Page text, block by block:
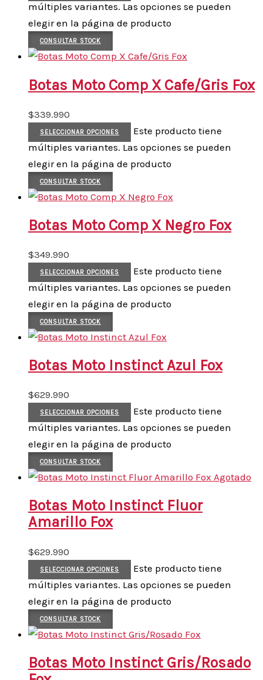
múltiples variantes. Las opciones se pueden
elegir en la página de producto
CONSULTAR STOCK
Botas Moto Comp X Cafe/Gris Fox
$339.990
SELECCIONAR OPCIONES
Este producto tiene
múltiples variantes. Las opciones se pueden
elegir en la página de producto
CONSULTAR STOCK
Botas Moto Comp X Negro Fox
$349.990
SELECCIONAR OPCIONES
Este producto tiene
múltiples variantes. Las opciones se pueden
elegir en la página de producto
CONSULTAR STOCK
Botas Moto Instinct Azul Fox
$629.990
SELECCIONAR OPCIONES
Este producto tiene
múltiples variantes. Las opciones se pueden
elegir en la página de producto
CONSULTAR STOCK
Agotado
Botas Moto Instinct Fluor
Amarillo Fox
$629.990
SELECCIONAR OPCIONES
Este producto tiene
múltiples variantes. Las opciones se pueden
elegir en la página de producto
CONSULTAR STOCK
Botas Moto Instinct Gris/Rosado